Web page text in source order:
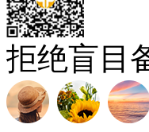
拒绝盲目